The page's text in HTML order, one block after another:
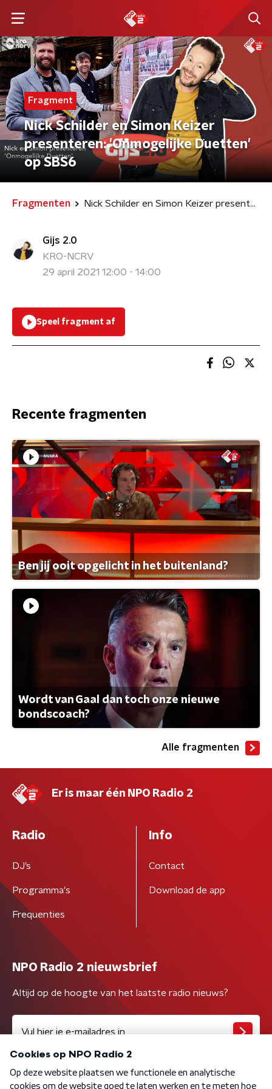
Fragment
Nick Schilder en Simon Keizer
presenteren: 'Onmogelijke Duetten'
op SBS6
Fragmenten Nick Schilder en Simon Keizer presenteren: 'Onmogelijke Duetten' op SBS6
Gijs 2.0
KRO-NCRV
29 april 2021 12:00 - 14:00
Speel fragment af
Recente fragmenten
Ben jij ooit opgelicht in het buitenland?
Wordt van Gaal dan toch onze nieuwe
bondscoach?
Alle fragmenten
Er is maar één NPO Radio 2
Radio
DJ’s
Programma's
Frequenties
Info
Contact
Download de app
NPO Radio 2 nieuwsbrief
Altijd op de hoogte van het laatste radio nieuws?